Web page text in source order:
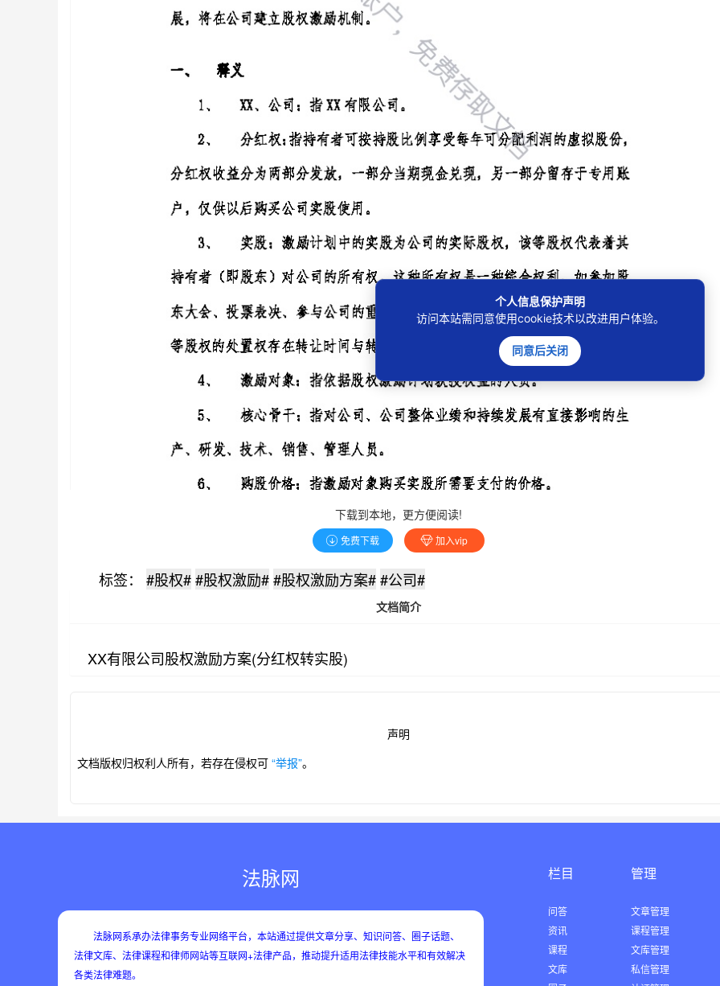
下载到本地，更方便阅读!
免费下载 加入vip
标签： #股权##股权激励##股权激励方案##公司#
文档简介
XX有限公司股权激励方案(分红权转实股)
声明
文档版权归权利人所有，若存在侵权可 “举报”。
法脉网
法脉网系承办法律事务专业网络平台，本站通过提供文章分享、知识问答、圈子话题、
法律文库、法律课程和律师网站等互联网+法律产品，推动提升适用法律技能水平和有效解决
各类法律难题。
栏目
问答
资讯
课程
文库
管理
文章管理
课程管理
文库管理
私信管理
个人信息保护声明
访问本站需同意使用cookie技术以改进用户体验。
同意后关闭